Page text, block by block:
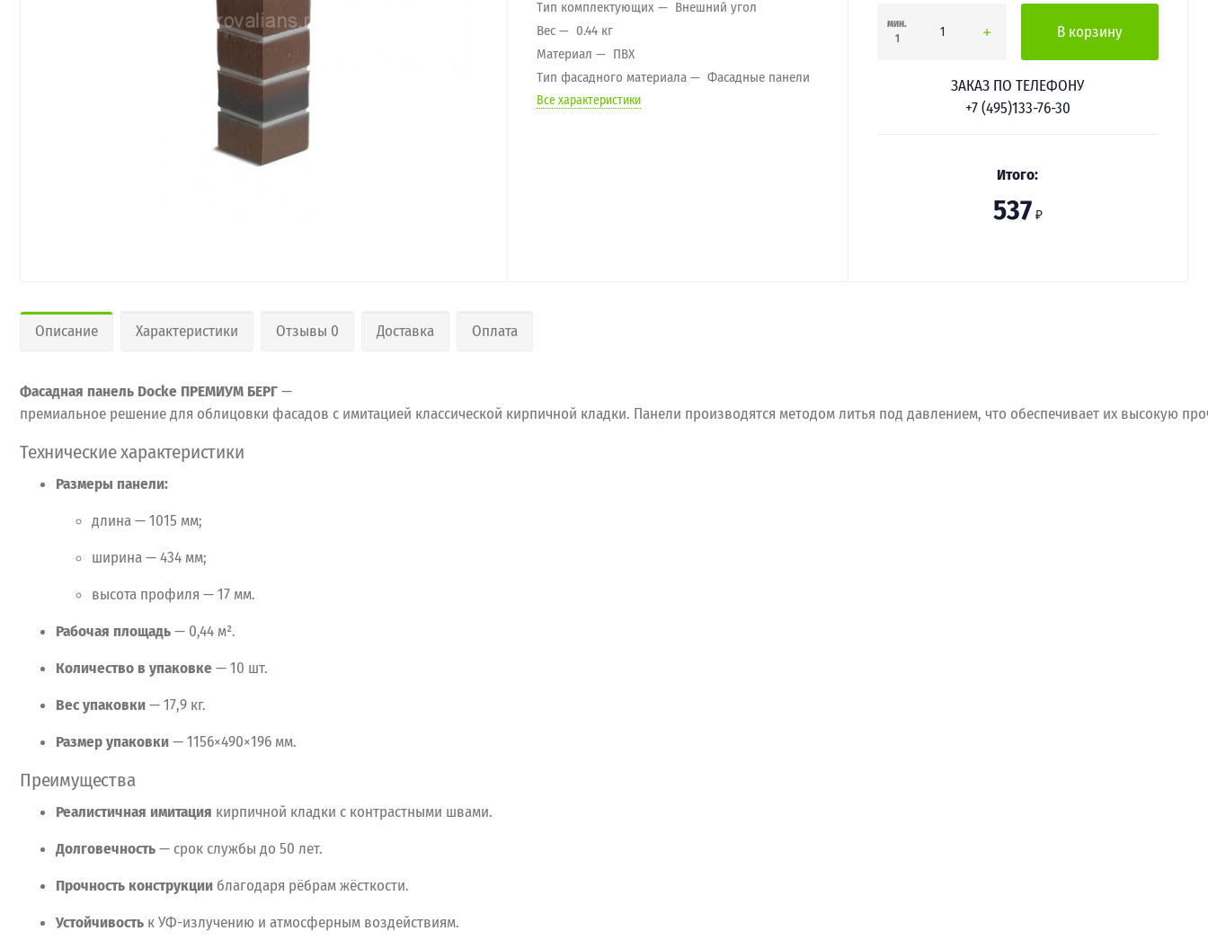
Тип комплектующих
Внешний угол
Вес
0.44 кг
Материал
ПВХ
Тип фасадного материала
Фасадные панели
Все характеристики
мин.
1
В корзину
ЗАКАЗ ПО ТЕЛЕФОНУ
+7 (495)133-76-30
Итого:
537 ₽
Описание Характеристики Отзывы 0 Доставка Оплата
Фасадная панель Docke ПРЕМИУМ БЕРГ—
премиальное решениедля облицовки фасадов с имитацией классической кирпичной кладки. Панели производятся методомлитья под давлением, что обеспечивает их высокую
Техническиехарактеристики
Размеры панели:
длина— 1015 мм;
ширина— 434 мм;
высота профиля — 17 мм.
Рабочая площадь— 0,44 м².
Количество в упаковке— 10 шт.
Весупаковки— 17,9 кг.
Размерупаковки— 1156×490×196 мм.
Преимущества
Реалистичная имитация кирпичной кладки с контрастными швами.
Долговечность— срок службы до 50 лет.
Прочность конструкции благодаря рёбрамжёсткости.
Устойчивость кУФ-излучению и атмосферным воздействиям.